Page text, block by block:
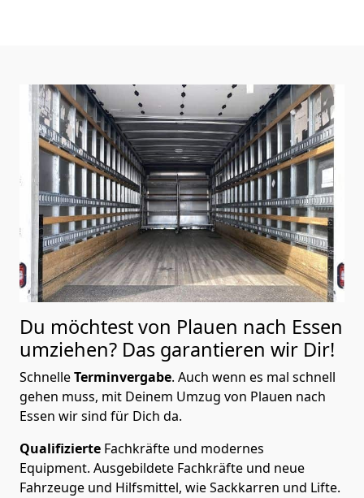
Du möchtest von Plauen nach Essen
umziehen? Das garantieren wir Dir!
SchnelleTerminvergabe. Auch wenn es mal schnell
gehen muss, mit Deinem Umzug von Plauen nach
Essen wir sind für Dich da.
Qualifizierte Fachkräfte und modernes
Equipment. Ausgebildete Fachkräfte und neue
Fahrzeuge und Hilfsmittel, wie Sackkarren und Lifte.